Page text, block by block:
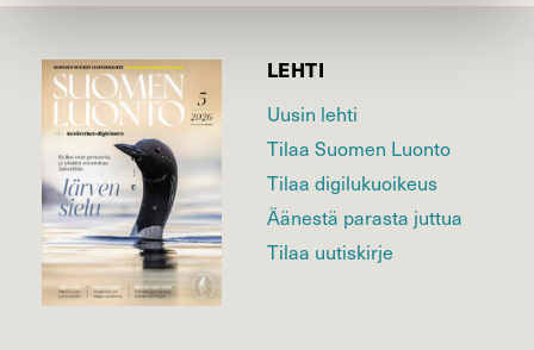
LEHTI
Uusin lehti
Tilaa Suomen Luonto
Tilaa digilukuoikeus
Äänestä parasta juttua
Tilaa uutiskirje